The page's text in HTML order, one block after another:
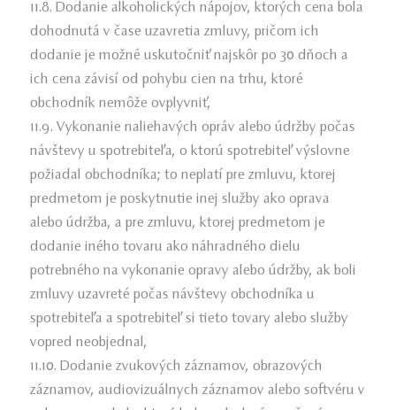
11.8. Dodanie alkoholických nápojov, ktorých cena bola
dohodnutá v čase uzavretia zmluvy, pričom ich
dodanie je možné uskutočniť najskôr po 30 dňoch a
ich cena závisí od pohybu cien na trhu, ktoré
obchodník nemôže ovplyvniť,
11.9. Vykonanie naliehavých opráv alebo údržby počas
návštevy u spotrebiteľa, o ktorú spotrebiteľ výslovne
požiadal obchodníka; to neplatí pre zmluvu, ktorej
predmetom je poskytnutie inej služby ako oprava
alebo údržba, a pre zmluvu, ktorej predmetom je
dodanie iného tovaru ako náhradného dielu
potrebného na vykonanie opravy alebo údržby, ak boli
zmluvy uzavreté počas návštevy obchodníka u
spotrebiteľa a spotrebiteľ si tieto tovary alebo služby
vopred neobjednal,
11.10. Dodanie zvukových záznamov, obrazových
záznamov, audiovizuálnych záznamov alebo softvéru v